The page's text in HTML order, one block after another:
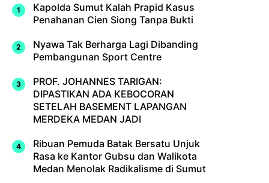
Kapolda Sumut Kalah Prapid Kasus
Penahanan Cien Siong Tanpa Bukti
Nyawa Tak Berharga Lagi Dibanding
Pembangunan Sport Centre
PROF. JOHANNES TARIGAN:
DIPASTIKAN ADA KEBOCORAN
SETELAH BASEMENT LAPANGAN
MERDEKA MEDAN JADI
Ribuan Pemuda Batak Bersatu Unjuk
Rasa ke Kantor Gubsu dan Walikota
Medan Menolak Radikalisme di Sumut